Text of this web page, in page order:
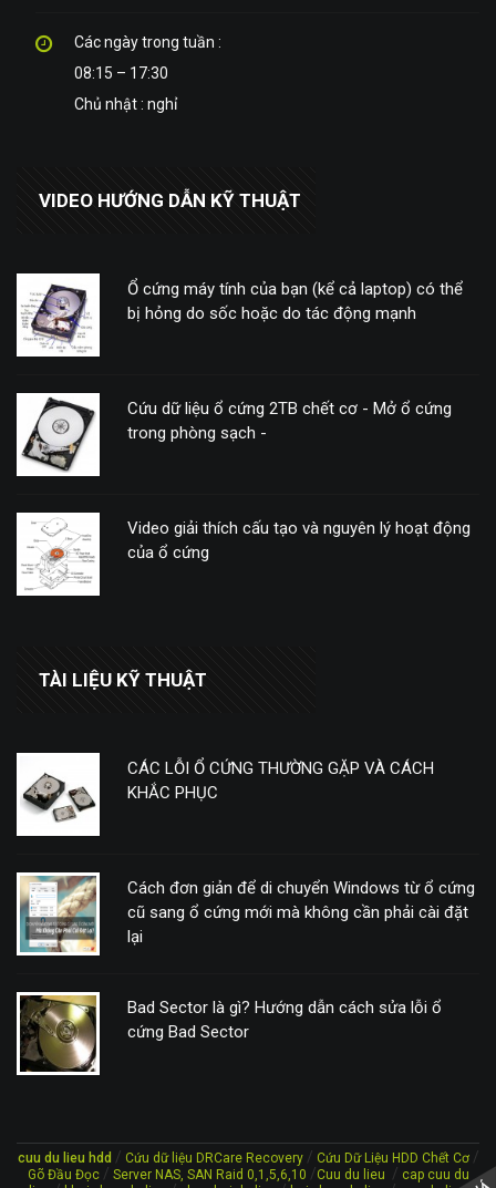
Các ngày trong tuần :
08:15 – 17:30
Chủ nhật : nghỉ
VIDEO HƯỚNG DẪN KỸ THUẬT
Ổ cứng máy tính của bạn (kể cả laptop) có thể
bị hỏng do sốc hoặc do tác động mạnh
Cứu dữ liệu ổ cứng 2TB chết cơ - Mở ổ cứng
trong phòng sạch -
Video giải thích cấu tạo và nguyên lý hoạt động
của ổ cứng
TÀI LIỆU KỸ THUẬT
CÁC LỖI Ổ CỨNG THƯỜNG GẶP VÀ CÁCH
KHẮC PHỤC
Cách đơn giản để di chuyển Windows từ ổ cứng
cũ sang ổ cứng mới mà không cần phải cài đặt
lại
Bad Sector là gì? Hướng dẫn cách sửa lỗi ổ
cứng Bad Sector
cuu du lieu hdd / Cứu dữ liệu DRCare Recovery/ Cứu Dữ Liệu HDD Chết Cơ/
Gõ Đầu Đọc/ Server NAS, SAN Raid 0,1,5,6,10 /Cuu du lieu / cap cuu du